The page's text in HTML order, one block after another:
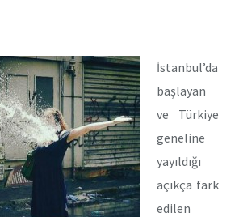
İstanbul’da
başlayan
ve Türkiye
geneline
yayıldığı
açıkça fark
edilen